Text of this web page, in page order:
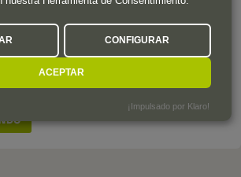
de los enólogos españoles más
y fuera de nuestras fronteras. Sus vinos,
son objeto de culto por sus
CONFIGURAR
ACEPTAR
¡Impulsado por Klaro!